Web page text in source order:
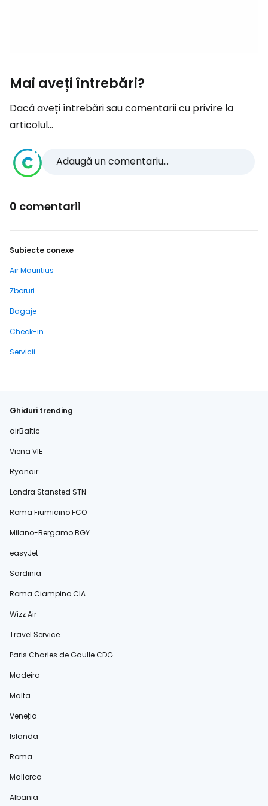
Mai aveți întrebări?
Dacă aveți întrebări sau comentarii cu privire la
articolul...
Adaugă un comentariu...
0 comentarii
Subiecte conexe
Air Mauritius
Zboruri
Bagaje
Check-in
Servicii
Ghiduri trending
airBaltic
Viena VIE
Ryanair
Londra Stansted STN
Roma Fiumicino FCO
Milano-Bergamo BGY
easyJet
Sardinia
Roma Ciampino CIA
Wizz Air
Travel Service
Paris Charles de Gaulle CDG
Madeira
Malta
Veneția
Islanda
Roma
Mallorca
Albania